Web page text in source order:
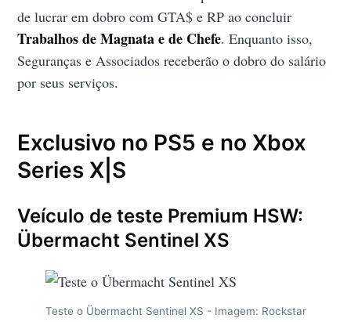
de lucrar em dobro com GTA$ e RP ao concluir
Trabalhos de Magnata e de Chefe. Enquanto isso,
Seguranças e Associados receberão o dobro do salário
por seus serviços.
Exclusivo no PS5 e no Xbox
Series X|S
Veículo de teste Premium HSW:
Übermacht Sentinel XS
Teste o Übermacht Sentinel XS - Imagem: Rockstar